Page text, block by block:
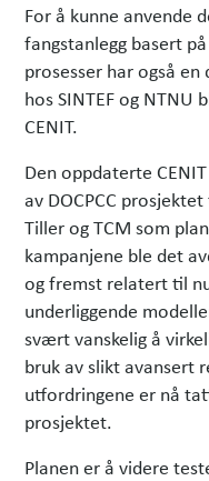
For å kunne anvende
fangstanlegg basert
prosesser har også
hos SINTEF og
CENIT.
Den oppdaterte
av DOCPCC
Tiller og TCM som
kampanjene ble det
og fremst relatert til
underliggende
svært vanskelig å
bruk av slikt avansert
utfordringene er nå
prosjektet.
Planen er å videre